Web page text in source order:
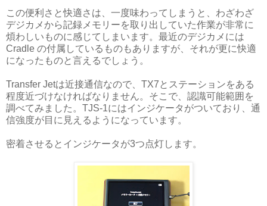
この便利さと快適さは、一度味わってしまうと、わざわざ
デジカメから記録メモリーを取り出していた作業が非常に
煩わしいものに感じてしまいます。最近のデジカメには
Cradle の付属しているものもありますが、それが更に快適
になったものと言えるでしょう。
Transfer Jetは近接通信なので、TX7とステーションをある
程度近づけなければなりません。そこで、認識可能範囲を
調べてみました。TJS-1にはインジケータがついており、通
信強度が目に見えるようになっています。
密着させるとインジケータが3つ点灯します。